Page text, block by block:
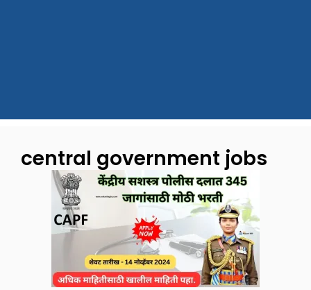
central government jobs